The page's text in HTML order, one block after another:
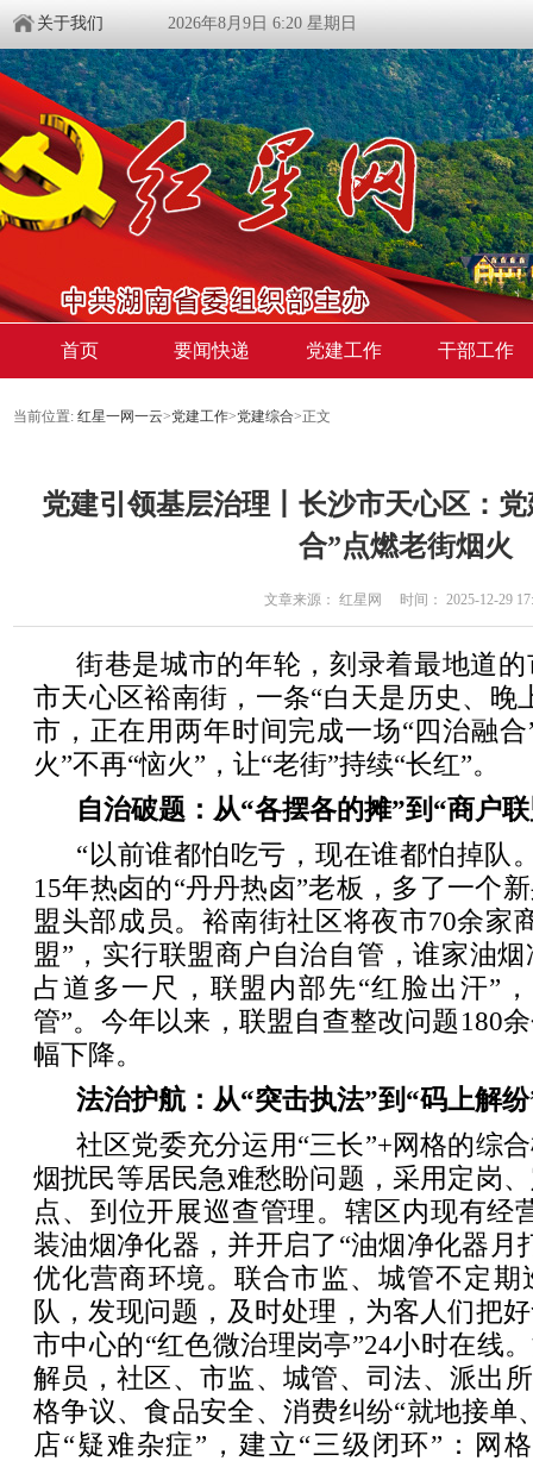
关于我们 2026年8月9日 6:20 星期日
首页 要闻快递 党建工作 干部工作
当前位置: 红星一网一云>党建工作>党建综合>正文
党建引领基层治理丨长沙市天心区：
合”点燃老街烟火
文章来源： 红星网 时间： 2025-12-29
街巷是城市的年轮，刻录着最地道
市天心区裕南街，一条“白天是历史、晚
市，正在用两年时间完成一场“四治融
火”不再“恼火”，让“老街”持续“长红”。
自治破题：从“各摆各的摊”到“商户
“以前谁都怕吃亏，现在谁都怕掉队
15年热卤的“丹丹热卤”老板，多了一
盟头部成员。裕南街社区将夜市70余家
盟”，实行联盟商户自治自管，谁家油
占道多一尺，联盟内部先“红脸出汗”
管”。今年以来，联盟自查整改问题180
幅下降。
法治护航：从“突击执法”到“码上解
社区党委充分运用“三长”+网格的综
烟扰民等居民急难愁盼问题，采用定岗
点、到位开展巡查管理。辖区内现有经
装油烟净化器，并开启了“油烟净化器月
优化营商环境。联合市监、城管不定期
队，发现问题，及时处理，为客人们把
市中心的“红色微治理岗亭”24小时在线
解员，社区、市监、城管、司法、派出
格争议、食品安全、消费纠纷“就地接单
店“疑难杂症”，建立“三级闭环”：网